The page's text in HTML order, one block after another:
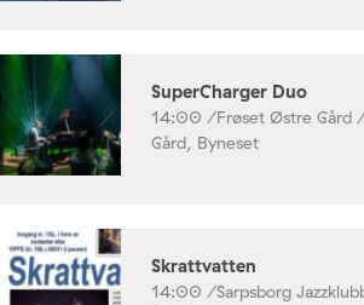
SuperCharger Duo
14:00 /Frøset Østre Gård
Gård, Byneset
Skrattvatten
14:00 /Sarpsborg